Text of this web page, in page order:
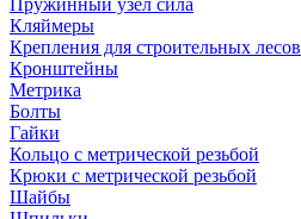
Пружинный узел сила
Кляймеры
Крепления для строительных лесов
Кронштейны
Метрика
Болты
Гайки
Кольцо с метрической резьбой
Крюки с метрической резьбой
Шайбы